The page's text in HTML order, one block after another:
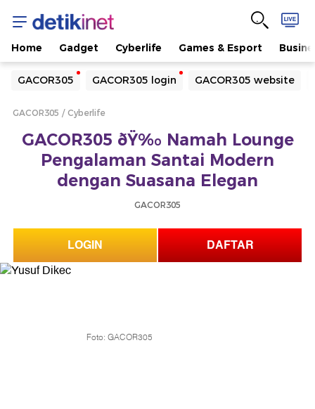
Home Gadget Cyberlife Games & Esport
GACOR305 GACOR305 login GACOR305 website
Yang sedang ramai dicari
Loading...
Loading...
GACOR305 Cyberlife
GACOR305 ðŸ‰ Namah Lounge
Pengalaman Santai Modern
dengan Suasana Elegan
GACOR305
LOGIN DAFTAR
Foto: GACOR305